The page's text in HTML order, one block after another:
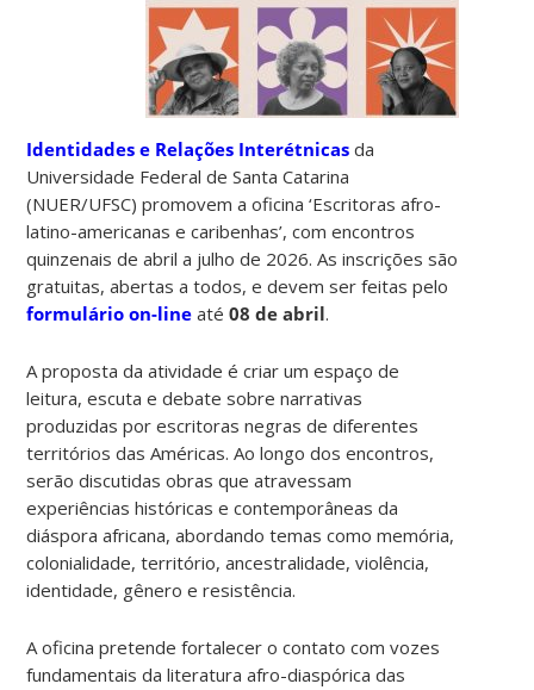
Identidades e Relações Interétnicas da
Universidade Federal de Santa Catarina
(NUER/UFSC) promovem a oficina ‘Escritoras afro-
latino-americanas e caribenhas’, com encontros
quinzenais de abril a julho de 2026. As inscrições são
gratuitas, abertas a todos, e devem ser feitas pelo
formulário on-line até08 de abril.
A proposta da atividade é criar um espaço de
leitura, escuta e debate sobre narrativas
produzidas por escritoras negras de diferentes
territórios das Américas. Ao longo dos encontros,
serão discutidas obras que atravessam
experiências históricas e contemporâneas da
diáspora africana, abordando temas como memória,
colonialidade, território, ancestralidade, violência,
identidade, gênero e resistência.
A oficina pretende fortalecer o contato com vozes
fundamentais da literatura afro-diaspórica das